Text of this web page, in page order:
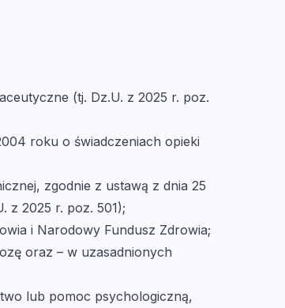
(tj. Dz.U. z 2025 r. poz.
roku o świadczeniach opieki
zgodnie z ustawą z dnia 25
z 2025 r. poz. 501);
i Narodowy Fundusz Zdrowia;
oraz – w uzasadnionych
lub pomoc psychologiczną,